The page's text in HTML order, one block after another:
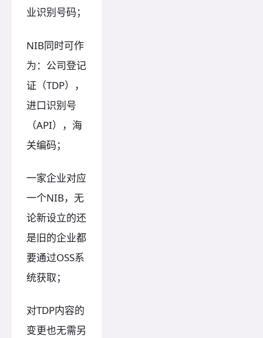
业识别号码；
NIB同时可作
为：公司登记
证（TDP），
进口识别号
（API），海
关编码；
一家企业对应
一个NIB，无
论新设立的还
是旧的企业都
要通过OSS系
统获取；
对TDP内容的
变更也无需另